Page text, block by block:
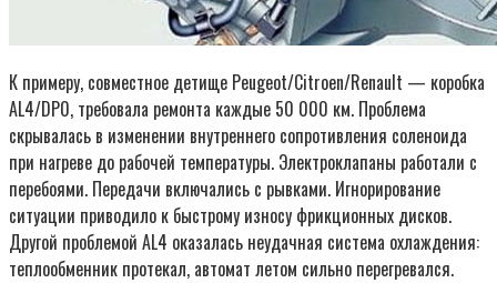
К примеру, совместное детище Peugeot/Citroen/Renault — коробка
AL4/DP0, требовала ремонта каждые 50 000 км. Проблема
скрывалась в изменении внутреннего сопротивления соленоида
при нагреве до рабочей температуры. Электроклапаны работали с
перебоями. Передачи включались с рывками. Игнорирование
ситуации приводило к быстрому износу фрикционных дисков.
Другой проблемой AL4 оказалась неудачная система охлаждения:
теплообменник протекал, автомат летом сильно перегревался.